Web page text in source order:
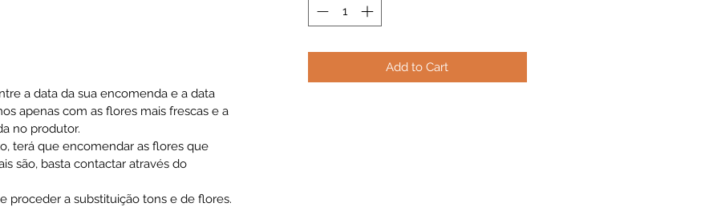
a data da sua encomenda e a data
apenas com as flores mais frescas e a
no produtor.
terá que encomendar as flores que
são, basta contactar através do
proceder a substituição tons e de flores.
Add to Cart